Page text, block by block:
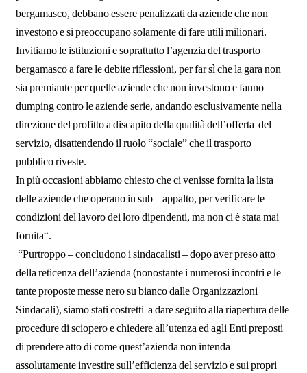
bergamasco, debbano essere penalizzati da aziende che non
investono e si preoccupano solamente di fare utili milionari.
Invitiamo le istituzioni e soprattutto l’agenzia del trasporto
bergamasco a fare le debite riflessioni, per far sì che la gara non
sia premiante per quelle aziende che non investono e fanno
dumping contro le aziende serie, andando esclusivamente nella
direzione del profitto a discapito della qualità dell’offerta del
servizio, disattendendo il ruolo “sociale” che il trasporto
pubblico riveste.
In più occasioni abbiamo chiesto che ci venisse fornita la lista
delle aziende che operano in sub – appalto, per verificare le
condizioni del lavoro dei loro dipendenti, ma non ci è stata mai
fornita“.
“Purtroppo – concludono i sindacalisti – dopo aver preso atto
della reticenza dell’azienda (nonostante i numerosi incontri e le
tante proposte messe nero su bianco dalle Organizzazioni
Sindacali), siamo stati costretti a dare seguito alla riapertura delle
procedure di sciopero e chiedere all’utenza ed agli Enti preposti
di prendere atto di come quest’azienda non intenda
assolutamente investire sull’efficienza del servizio e sui propri